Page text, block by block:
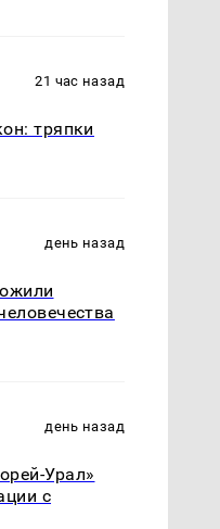
21 час назад
тряпки
день назад
день назад
Урал»
с